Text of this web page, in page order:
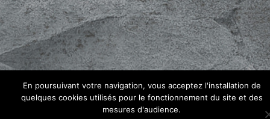
En poursuivant votre navigation, vous acceptez l'installation de
quelques cookies utilisés pour le fonctionnement du site et des
mesures d'audience.